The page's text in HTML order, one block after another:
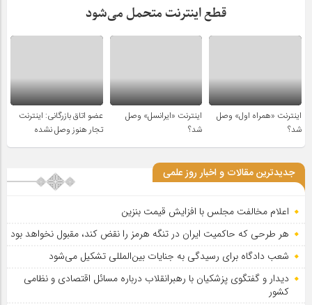
قطع اینترنت متحمل می‌شود
اینترنت «همراه اول» وصل
شد؟
اینترنت «ایرانسل» وصل
شد؟
عضو اتاق بازرگانی: اینترنت
تجار هنوز وصل نشده
جدیدترین مقالات و اخبار روز علمی
اعلام مخالفت مجلس با افزایش قیمت بنزین
هر طرحی که حاکمیت ایران در تنگه هرمز را نقض کند، مقبول نخواهد بود
شعب دادگاه برای رسیدگی به جنایات بین‌المللی تشکیل می‌شود
دیدار و گفتگوی پزشکیان با رهبرانقلاب درباره مسائل اقتصادی و نظامی
کشور